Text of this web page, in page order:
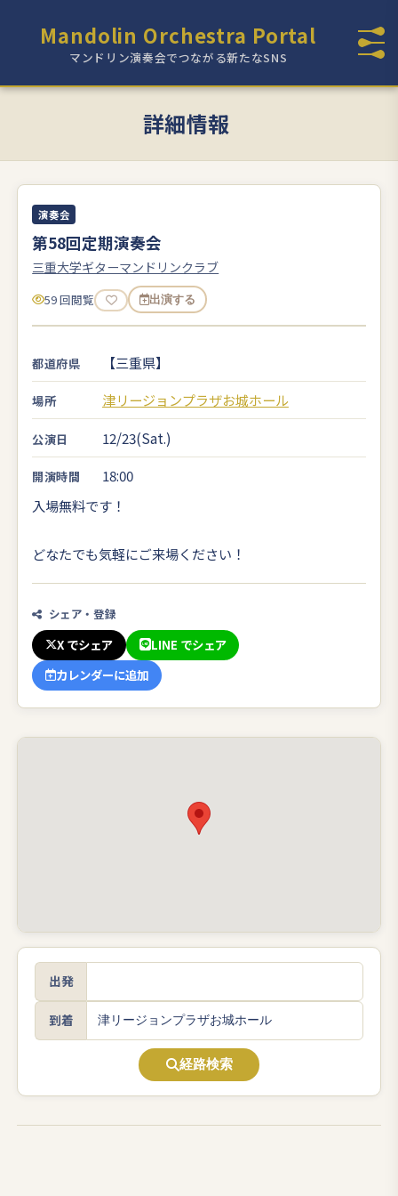
Mandolin Orchestra Portal
マンドリン演奏会でつながる新たなSNS
詳細情報
演奏会
第58回定期演奏会
三重大学ギターマンドリンクラブ
59 回閲覧 出演する
都道府県 【三重県】
場所 津リージョンプラザお城ホール
公演日 12/23(Sat.)
開演時間
18:00
入場無料です！
どなたでも気軽にご来場ください！
シェア・登録
X でシェア
LINE でシェア
カレンダーに追加
出発
到着
経路検索